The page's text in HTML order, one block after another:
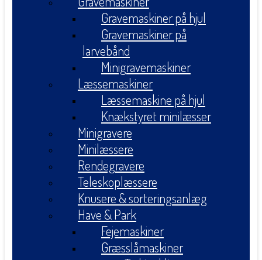
Gravemaskiner på hjul
Gravemaskiner på
larvebånd
Minigravemaskiner
Læssemaskiner
Læssemaskine på hjul
Knækstyret minilæsser
Minigravere
Minilæssere
Rendegravere
Teleskoplæssere
Knusere & sorteringsanlæg
Have & Park
Fejemaskiner
Græsslåmaskiner